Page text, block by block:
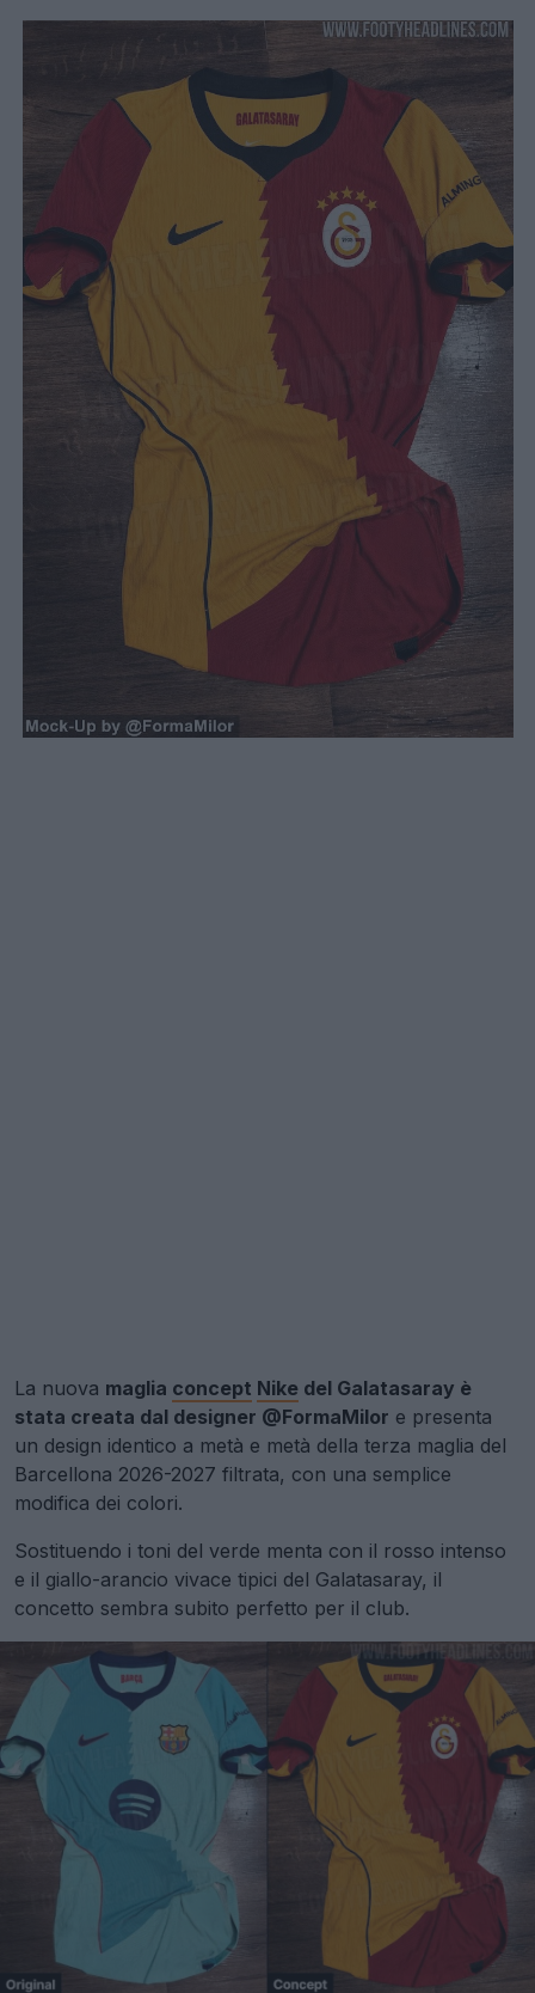
La nuova maglia concept Nike del Galatasaray è
stata creata dal designer @FormaMilor e presenta
un design identico a metà e metà della terza maglia del
Barcellona 2026-2027 filtrata, con una semplice
modifica dei colori.
Sostituendo i toni del verde menta con il rosso intenso
e il giallo-arancio vivace tipici del Galatasaray, il
concetto sembra subito perfetto per il club.